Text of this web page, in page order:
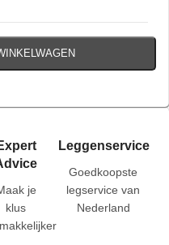
je
klus
Leggenservice
Goedkoopste
legservice van
Nederland